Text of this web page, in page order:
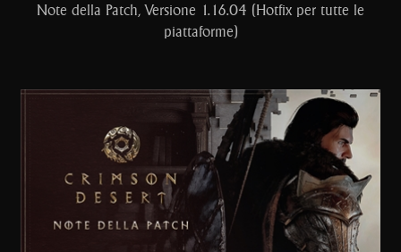
Note della Patch, Versione 1.16.04 (Hotfix per tutte le
piattaforme)